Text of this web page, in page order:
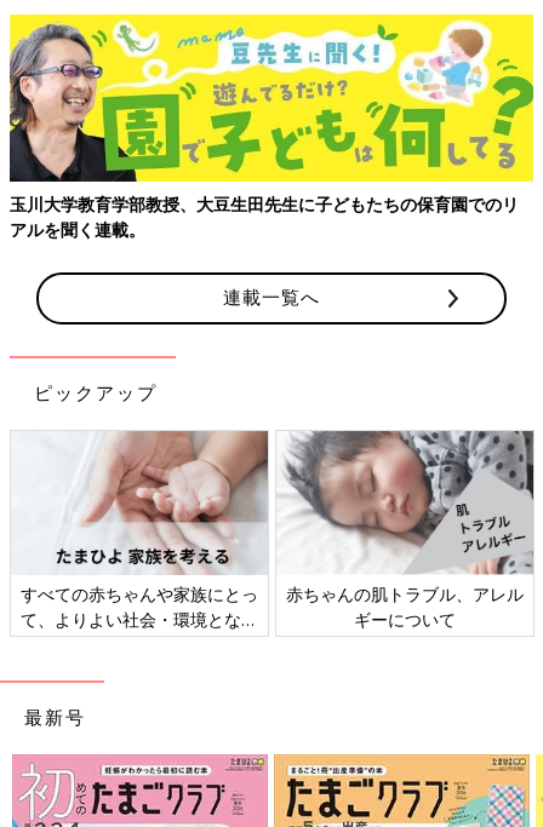
玉川大学教育学部教授、大豆生田先生に子どもたちの保育園でのリ
アルを聞く連載。
連載一覧へ
ピックアップ
すべての赤ちゃんや家族にとっ
て、よりよい社会・環境となる
ことをめざしてさまざまな課題
赤ちゃんの肌トラブル、アレル
ギーについて
最新号